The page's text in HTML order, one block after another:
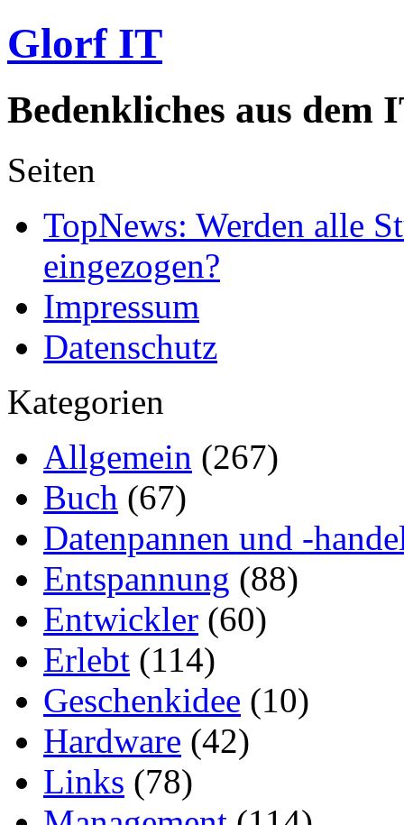
Glorf IT
Bedenkliches aus dem
Seiten
TopNews: Werden alle
eingezogen?
Impressum
Datenschutz
Kategorien
Allgemein (267)
Buch (67)
Datenpannen und -
Entspannung (88)
Entwickler (60)
Erlebt (114)
Geschenkidee (10)
Hardware (42)
Links (78)